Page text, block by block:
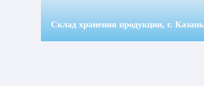
Склад хранения продукции, г. Казань